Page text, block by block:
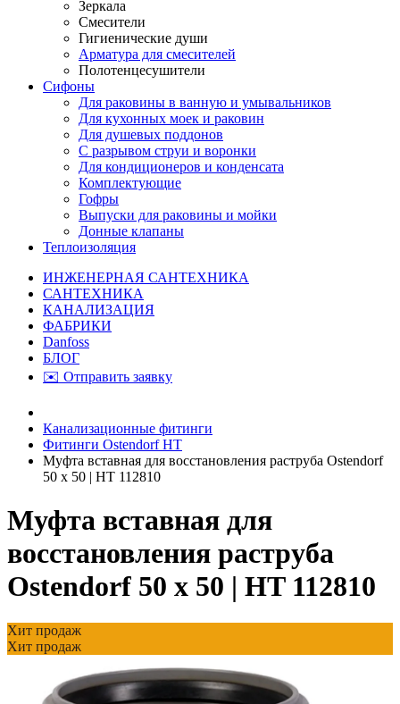
Зеркала
Смесители
Гигиенические души
Арматура для смесителей
Полотенцесушители
Сифоны
Для раковины в ванную и умывальников
Для кухонных моек и раковин
Для душевых поддонов
С разрывом струи и воронки
Для кондиционеров и конденсата
Комплектующие
Гофры
Выпуски для раковины и мойки
Донные клапаны
Теплоизоляция
ИНЖЕНЕРНАЯ САНТЕХНИКА
САНТЕХНИКА
КАНАЛИЗАЦИЯ
ФАБРИКИ
Danfoss
БЛОГ
✉️ Отправить заявку
Канализационные фитинги
Фитинги Ostendorf HT
Муфта вставная для восстановления раструба Ostendorf
50 х 50 | HT 112810
Муфта вставная для
восстановления раструба
Ostendorf 50 х 50 | HT 112810
Хит продаж
Хит продаж